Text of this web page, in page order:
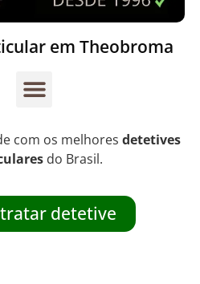
em Theobroma
com os melhores detetives
do Brasil.
detetive